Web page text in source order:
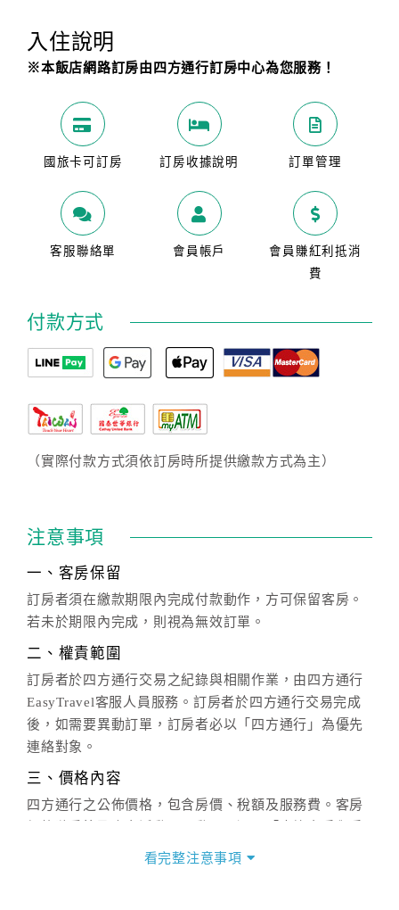
入住說明
※本飯店網路訂房由四方通行訂房中心為您服務！
國旅卡可訂房 訂房收據說明 訂單管理
客服聯絡單 會員帳戶
會員賺紅利抵消
費
付款方式
（實際付款方式須依訂房時所提供繳款方式為主）
注意事項
一、客房保留
訂房者須在繳款期限內完成付款動作，方可保留客房。
若未於期限內完成，則視為無效訂單。
二、權責範圍
訂房者於四方通行交易之紀錄與相關作業，由四方通行
EasyTravel客服人員服務。訂房者於四方通行交易完成
後，如需要異動訂單，訂房者必以「四方通行」為優先
連絡對象。
三、價格內容
四方通行之公佈價格，包含房價、稅額及服務費。客房
價」之當日價格為標準。
看完整注意事項